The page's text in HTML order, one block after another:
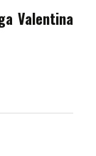
Valentina